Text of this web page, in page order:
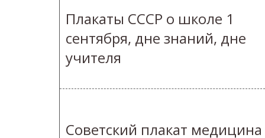
Плакаты СССР о школе 1
сентября, дне знаний, дне
учителя
Советский плакат медицина